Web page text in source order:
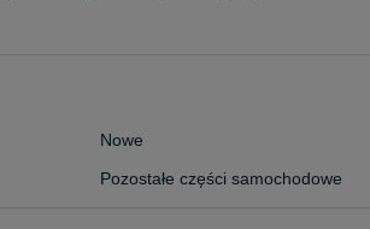
Nowe
Pozostałe części samochodowe